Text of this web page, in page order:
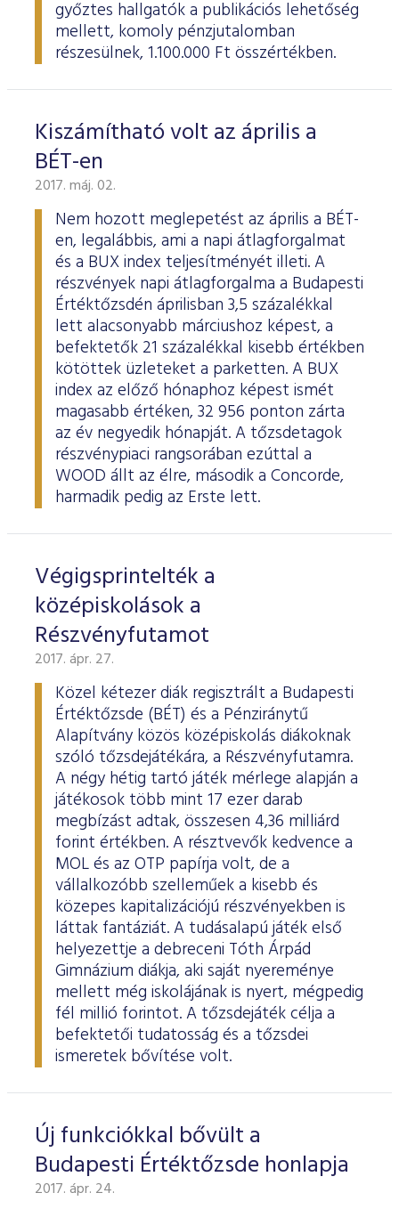
győztes hallgatók a publikációs lehetőség
mellett, komoly pénzjutalomban
részesülnek, 1.100.000 Ft összértékben.
Kiszámítható volt az április a
BÉT-en
2017. máj. 02.
Nem hozott meglepetést az április a BÉT-
en, legalábbis, ami a napi átlagforgalmat
és a BUX index teljesítményét illeti. A
részvények napi átlagforgalma a Budapesti
Értéktőzsdén áprilisban 3,5 százalékkal
lett alacsonyabb márciushoz képest, a
befektetők 21 százalékkal kisebb értékben
kötöttek üzleteket a parketten. A BUX
index az előző hónaphoz képest ismét
magasabb értéken, 32 956 ponton zárta
az év negyedik hónapját. A tőzsdetagok
részvénypiaci rangsorában ezúttal a
WOOD állt az élre, második a Concorde,
harmadik pedig az Erste lett.
Végigsprintelték a
középiskolások a
Részvényfutamot
2017. ápr. 27.
Közel kétezer diák regisztrált a Budapesti
Értéktőzsde (BÉT) és a Pénziránytű
Alapítvány közös középiskolás diákoknak
szóló tőzsdejátékára, a Részvényfutamra.
A négy hétig tartó játék mérlege alapján a
játékosok több mint 17 ezer darab
megbízást adtak, összesen 4,36 milliárd
forint értékben. A résztvevők kedvence a
MOL és az OTP papírja volt, de a
vállalkozóbb szelleműek a kisebb és
közepes kapitalizációjú részvényekben is
láttak fantáziát. A tudásalapú játék első
helyezettje a debreceni Tóth Árpád
Gimnázium diákja, aki saját nyereménye
mellett még iskolájának is nyert, mégpedig
fél millió forintot. A tőzsdejáték célja a
befektetői tudatosság és a tőzsdei
ismeretek bővítése volt.
Új funkciókkal bővült a
Budapesti Értéktőzsde honlapja
2017. ápr. 24.